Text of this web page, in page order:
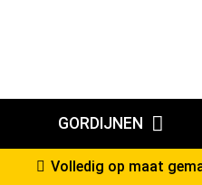
GORDIJNEN
Volledig op maat